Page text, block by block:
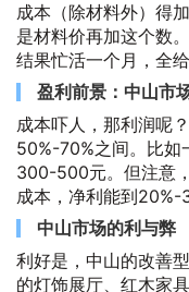
成本（除材料外）得
是材料价再加这个数
结果忙活一个月，全
盈利前景：中山市
成本吓人，那利润呢
50%-70%之间。比如
300-500元。但注意
成本，净利能到20%-
中山市场的利与弊
利好是，中山的改善
的灯饰展厅、红木家